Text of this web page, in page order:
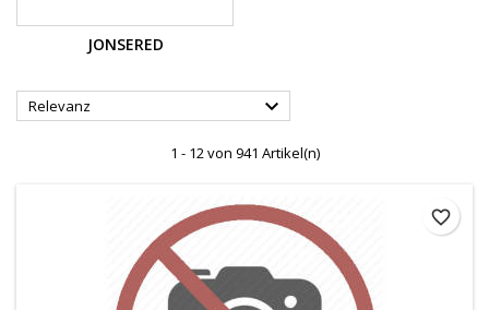
JONSERED
Relevanz 
1 - 12 von 941 Artikel(n)
favorite_border